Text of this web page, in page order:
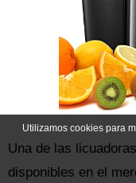
Una de las
disponibles en el
Utilizamos cookies para